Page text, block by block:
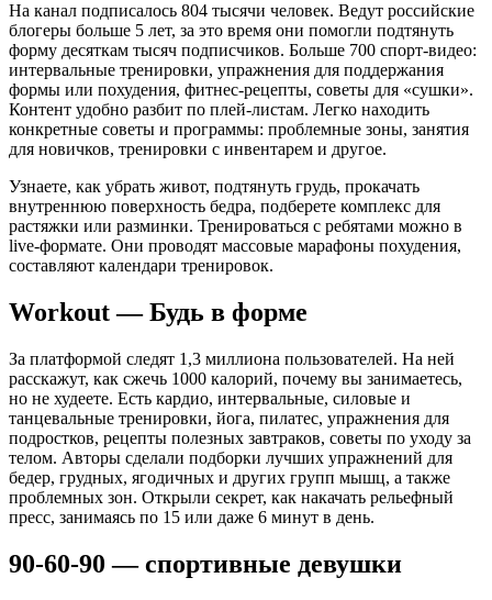
На канал подписалось 804 тысячи человек. Ведут российские
блогеры больше 5 лет, за это время они помогли подтянуть
форму десяткам тысяч подписчиков. Больше 700 спорт-видео:
интервальные тренировки, упражнения для поддержания
формы или похудения, фитнес-рецепты, советы для «сушки».
Контент удобно разбит по плей-листам. Легко находить
конкретные советы и программы: проблемные зоны, занятия
для новичков, тренировки с инвентарем и другое.
Узнаете, как убрать живот, подтянуть грудь, прокачать
внутреннюю поверхность бедра, подберете комплекс для
растяжки или разминки. Тренироваться с ребятами можно в
live-формате. Они проводят массовые марафоны похудения,
составляют календари тренировок.
Workout — Будь в форме
За платформой следят 1,3 миллиона пользователей. На ней
расскажут, как сжечь 1000 калорий, почему вы занимаетесь,
но не худеете. Есть кардио, интервальные, силовые и
танцевальные тренировки, йога, пилатес, упражнения для
подростков, рецепты полезных завтраков, советы по уходу за
телом. Авторы сделали подборки лучших упражнений для
бедер, грудных, ягодичных и других групп мышц, а также
проблемных зон. Открыли секрет, как накачать рельефный
пресс, занимаясь по 15 или даже 6 минут в день.
90-60-90 — спортивные девушки